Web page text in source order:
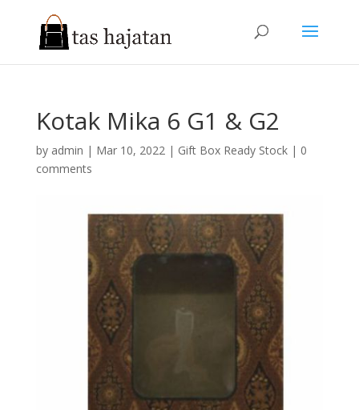
Kotak Mika 6 G1 & G2
by admin | Mar 10, 2022| Gift Box Ready Stock| 0
comments